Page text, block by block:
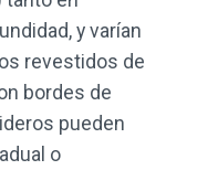
y varían
revestidos de
bordes de
pueden
o